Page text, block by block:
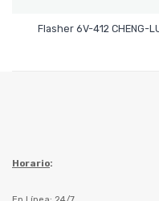
Flasher 6V-412 CHENG-
Horario: